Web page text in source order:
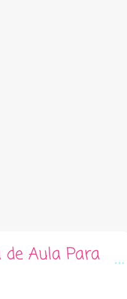
de Aula Para